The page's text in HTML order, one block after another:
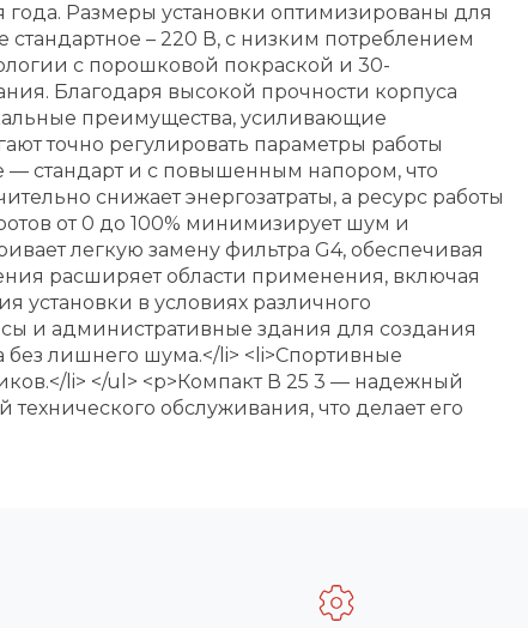
Размеры установки оптимизированы для
– 220 В, с низким потреблением
с порошковой покраской и 30-
Благодаря высокой прочности корпуса
преимущества, усиливающие
точно регулировать параметры работы
— стандарт и с повышенным напором, что
снижает энергозатраты, а ресурс работы
от 0 до 100% минимизирует шум и
легкую замену фильтра G4, обеспечивая
расширяет области применения, включая
установки в условиях различного
и административные здания для создания
без лишнего шума.</li> <li>Спортивные
li> </ul> <p>Компакт В 25 3 — надежный
обслуживания, что делает его